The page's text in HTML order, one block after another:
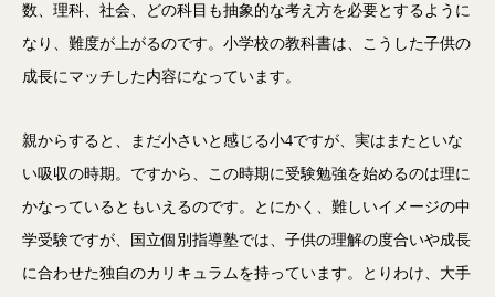
数、理科、社会、どの科目も抽象的な考え方を必要とするように
なり、難度が上がるのです。小学校の教科書は、こうした子供の
成長にマッチした内容になっています。
親からすると、まだ小さいと感じる小4ですが、実はまたといな
い吸収の時期。ですから、この時期に受験勉強を始めるのは理に
かなっているともいえるのです。とにかく、難しいイメージの中
学受験ですが、国立個別指導塾では、子供の理解の度合いや成長
に合わせた独自のカリキュラムを持っています。とりわけ、大手